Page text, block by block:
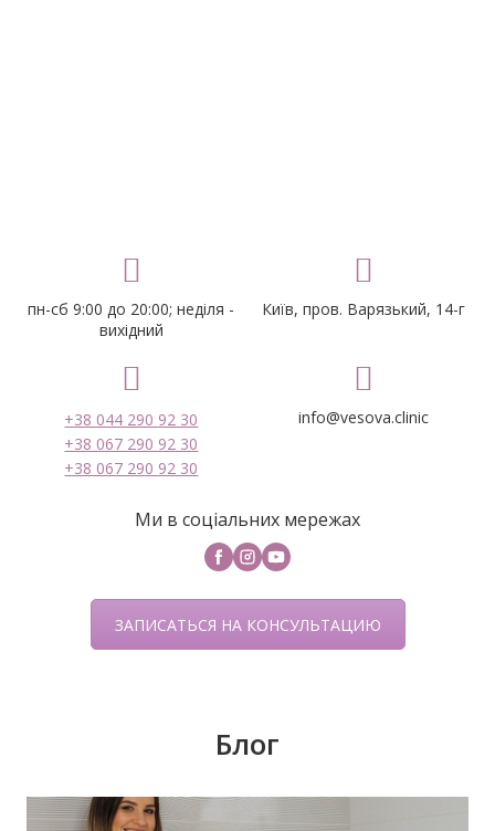
пн-сб 9:00 до 20:00; неділя -
вихідний
Київ, пров. Варязький, 14-г
+38 044 290 92 30
+38 067 290 92 30
+38 067 290 92 30
info@vesova.clinic
Ми в соціальних мережах
ЗАПИСАТЬСЯ НА КОНСУЛЬТАЦИЮ
Блог